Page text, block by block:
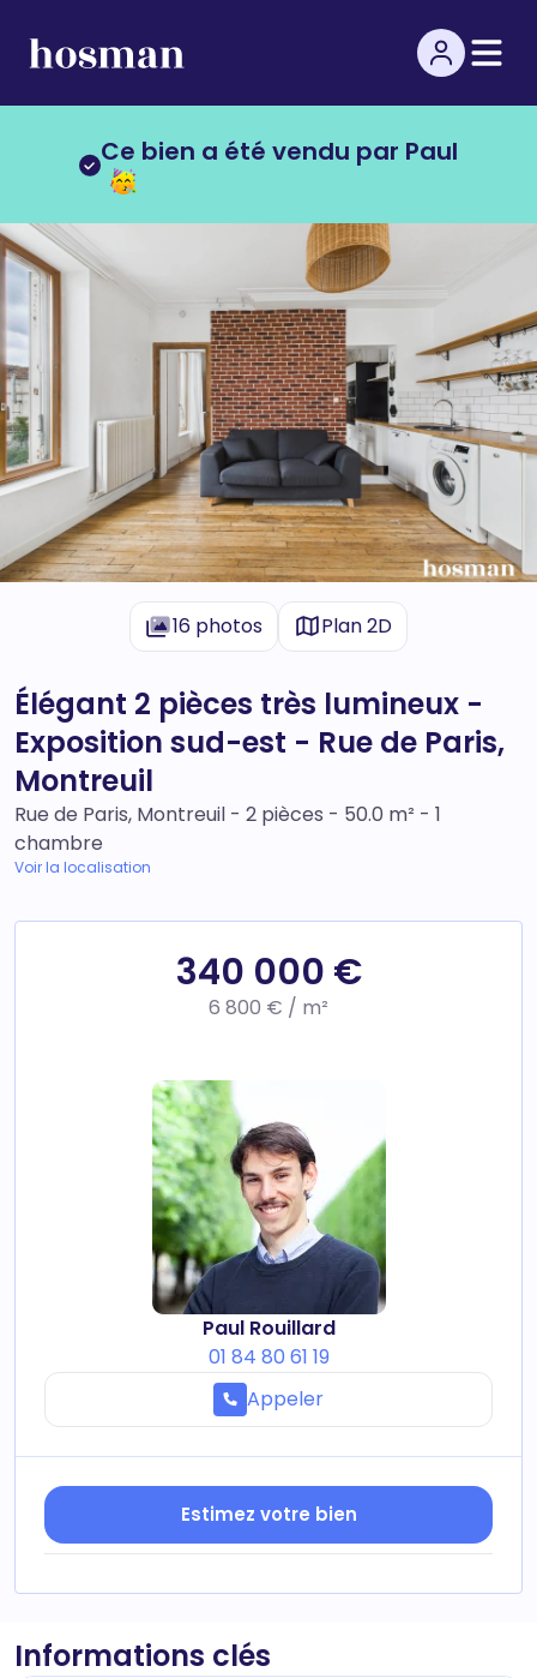
Ce bien a été vendu par Paul
16 photos Plan 2D
Élégant 2 pièces très lumineux -
Exposition sud-est - Rue de Paris,
Montreuil
Rue de Paris, Montreuil - 2 pièces - 50.0 m² - 1
chambre
Voir la localisation
340 000 €
6 800 € / m²
Paul Rouillard
01 84 80 61 19
Appeler
Estimez votre bien
Informations clés